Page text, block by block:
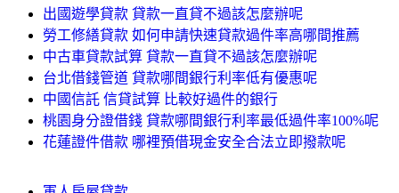
出國遊學貸款 貸款一直貸不過該怎麼辦呢
勞工修繕貸款 如何申請快速貸款過件率高哪間推薦
中古車貸款試算 貸款一直貸不過該怎麼辦呢
台北借錢管道 貸款哪間銀行利率低有優惠呢
中國信託 信貸試算 比較好過件的銀行
桃園身分證借錢 貸款哪間銀行利率最低過件率100%呢
花蓮證件借款 哪裡預借現金安全合法立即撥款呢